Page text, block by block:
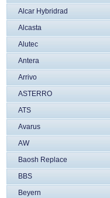
Alcar Hybridrad
Alcasta
Alutec
Antera
Arrivo
ASTERRO
ATS
Avarus
AW
Baosh Replace
BBS
Beyern